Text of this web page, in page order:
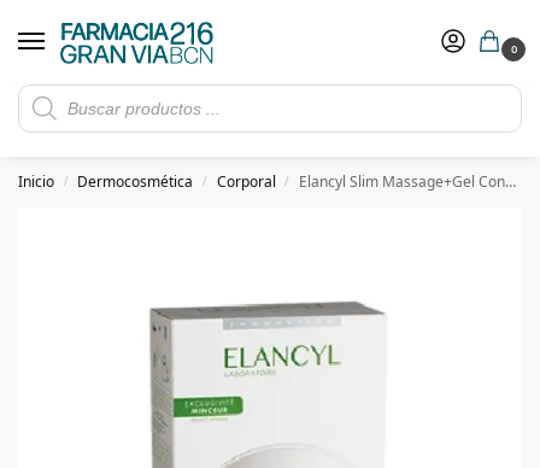
0
Rebajas de verano hasta -30%
​ 5€ de descuento con el cupón 5GRANVIA (compras superiores a 150€)
Inicio / Dermocosmética / Corporal / Elancyl Slim Massage+Gel Concentrado Anticelulítico 200 ml